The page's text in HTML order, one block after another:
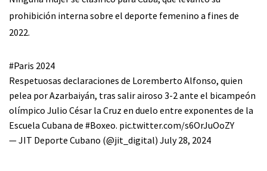
prohibición interna sobre el deporte femenino a fines de
2022.
#Paris 2024
Respetuosas declaraciones de Loremberto Alfonso, quien
pelea por Azarbaiyán, tras salir airoso 3-2 ante el bicampeón
olímpico Julio César la Cruz en duelo entre exponentes de la
Escuela Cubana de #Boxeo. pic.twitter.com/s6OrJuOoZY
— JIT Deporte Cubano (@jit_digital) July 28, 2024